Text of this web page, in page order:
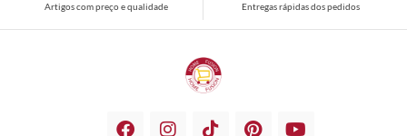
Artigos com preço e qualidade Entregas rápidas dos pedidos